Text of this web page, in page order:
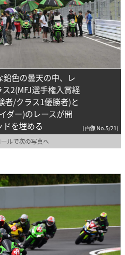
色の曇天の中、レ
2(MFJ選手権入賞経
者/クラス1優勝者)と
ダー)のレースが開
を埋める
(画像 No.5/21)
ルで次の写真へ